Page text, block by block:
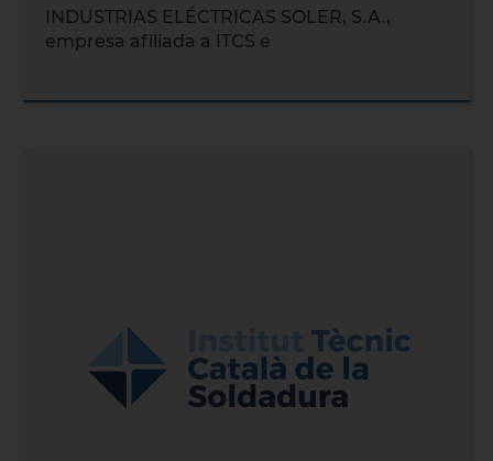
INDUSTRIAS ELÉCTRICAS SOLER, S.A.,
empresa afiliada a ITCS e